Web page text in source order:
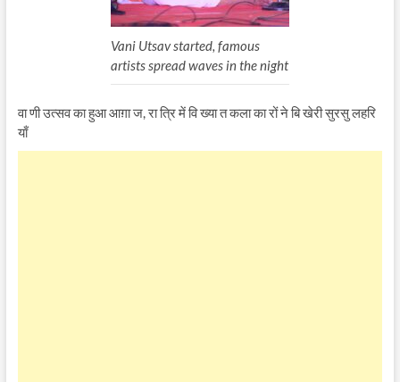
Vani Utsav started, famous
artists spread waves in the night
वा णी उत्सव का हुआ आग़ा ज, रा त्रि में वि ख्या त कला का रों ने बि खेरी सुरसु लहरि
याँ